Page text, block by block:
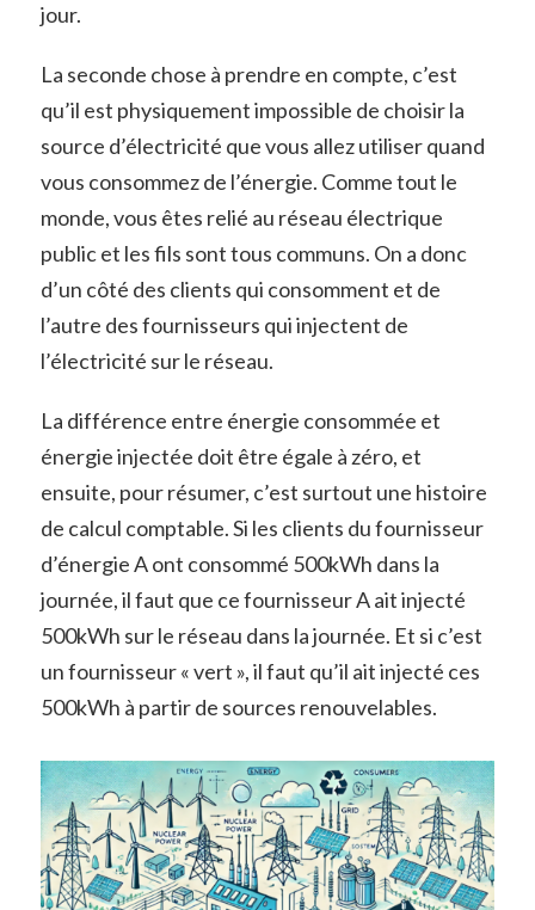
jour.
La seconde chose à prendre en compte, c’est
qu’il est physiquement impossible de choisir la
source d’électricité que vous allez utiliser quand
vous consommez de l’énergie. Comme tout le
monde, vous êtes relié au réseau électrique
public et les fils sont tous communs. On a donc
d’un côté des clients qui consomment et de
l’autre des fournisseurs qui injectent de
l’électricité sur le réseau.
La différence entre énergie consommée et
énergie injectée doit être égale à zéro, et
ensuite, pour résumer, c’est surtout une histoire
de calcul comptable. Si les clients du fournisseur
d’énergie A ont consommé 500kWh dans la
journée, il faut que ce fournisseur A ait injecté
500kWh sur le réseau dans la journée. Et si c’est
un fournisseur « vert », il faut qu’il ait injecté ces
500kWh à partir de sources renouvelables.